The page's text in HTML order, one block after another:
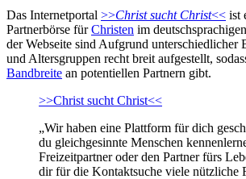
Das Internetportal >>Christ sucht Christ<< ist
Partnerbörse fürChristen im
der Webseite sind Aufgrund unterschiedlicher
und Altersgruppen recht breit aufgestellt,
Bandbreite an potentiellen Partnern gibt.
>>Christ sucht Christ<<
„Wir haben eine Plattform für dich
du gleichgesinnte Menschen
Freizeitpartner oder den Partner fürs
dir für die Kontaktsuche viele nützliche